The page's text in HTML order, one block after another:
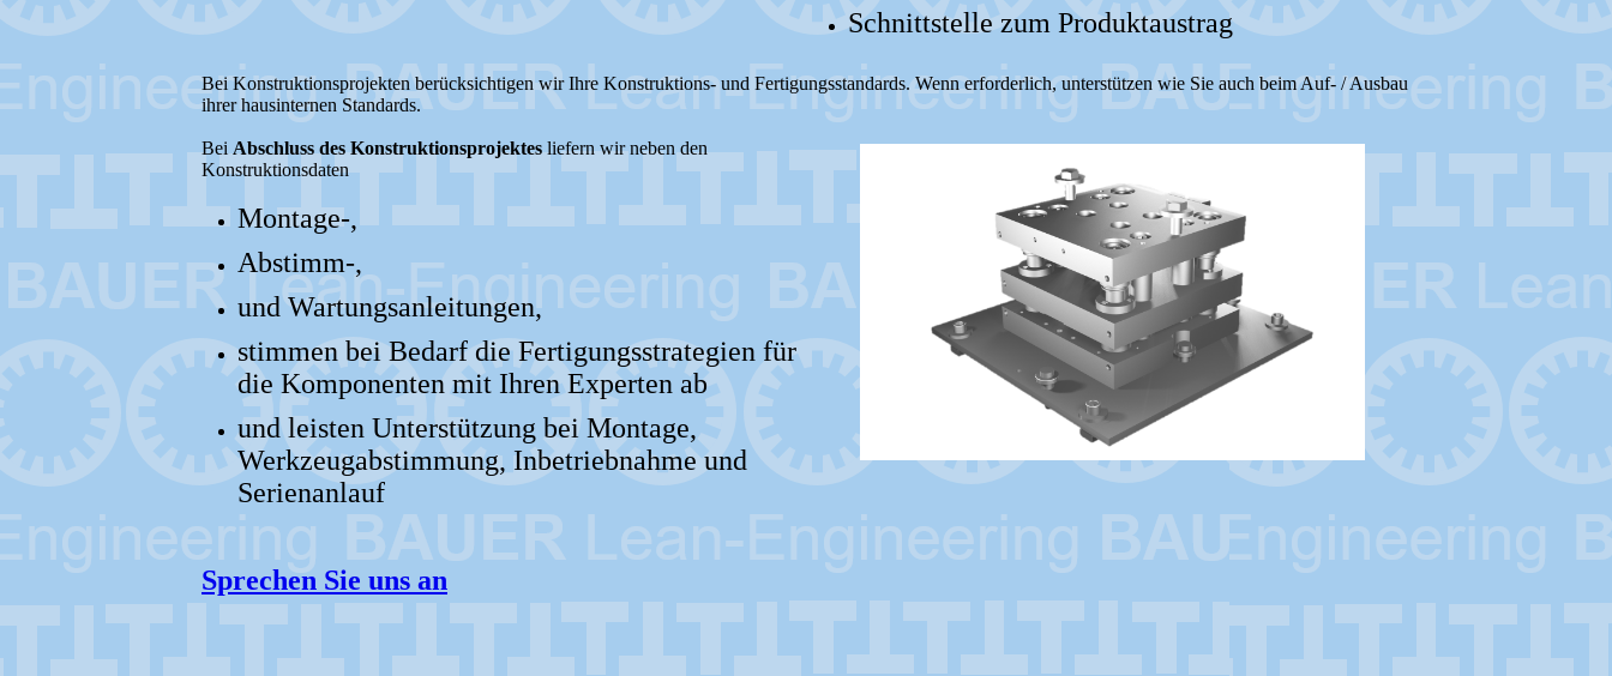
Schnittstelle zum Produktaustrag
Bei Konstruktionsprojekten berücksichtigen wir Ihre Konstruktions- und Fertigungsstandards. Wenn erforderlich, unterstützen wie Sie auch beim Auf- / Ausbau
ihrer hausinternen Standards.
Bei Abschluss des Konstruktionsprojektes liefern wir neben den
Konstruktionsdaten
Montage-,
Abstimm-,
und Wartungsanleitungen,
stimmen bei Bedarf die Fertigungsstrategien für
die Komponenten mit Ihren Experten ab
und leisten Unterstützung bei Montage,
Werkzeugabstimmung, Inbetriebnahme und
Serienanlauf
Sprechen Sie uns an